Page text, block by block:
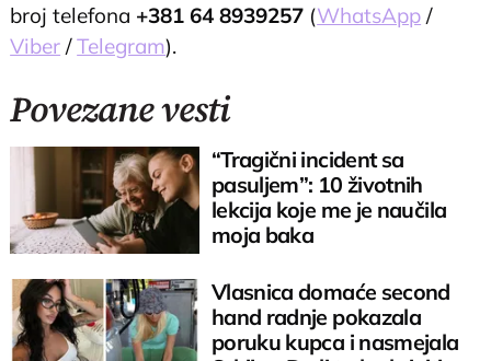
broj telefona +381 64 8939257 (WhatsApp /
Viber /Telegram).
Povezane vesti
“Tragični incident sa
pasuljem”: 10 životnih
lekcija koje me je naučila
moja baka
Vlasnica domaće second
hand radnje pokazala
poruku kupca i nasmejala